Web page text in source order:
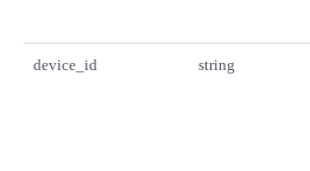
device_id string